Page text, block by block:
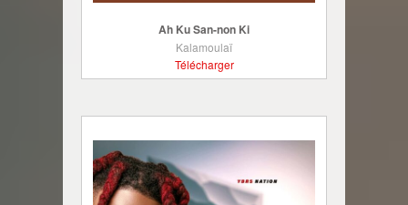
Ah Ku San-non Ki
Kalamoulaï
Télécharger